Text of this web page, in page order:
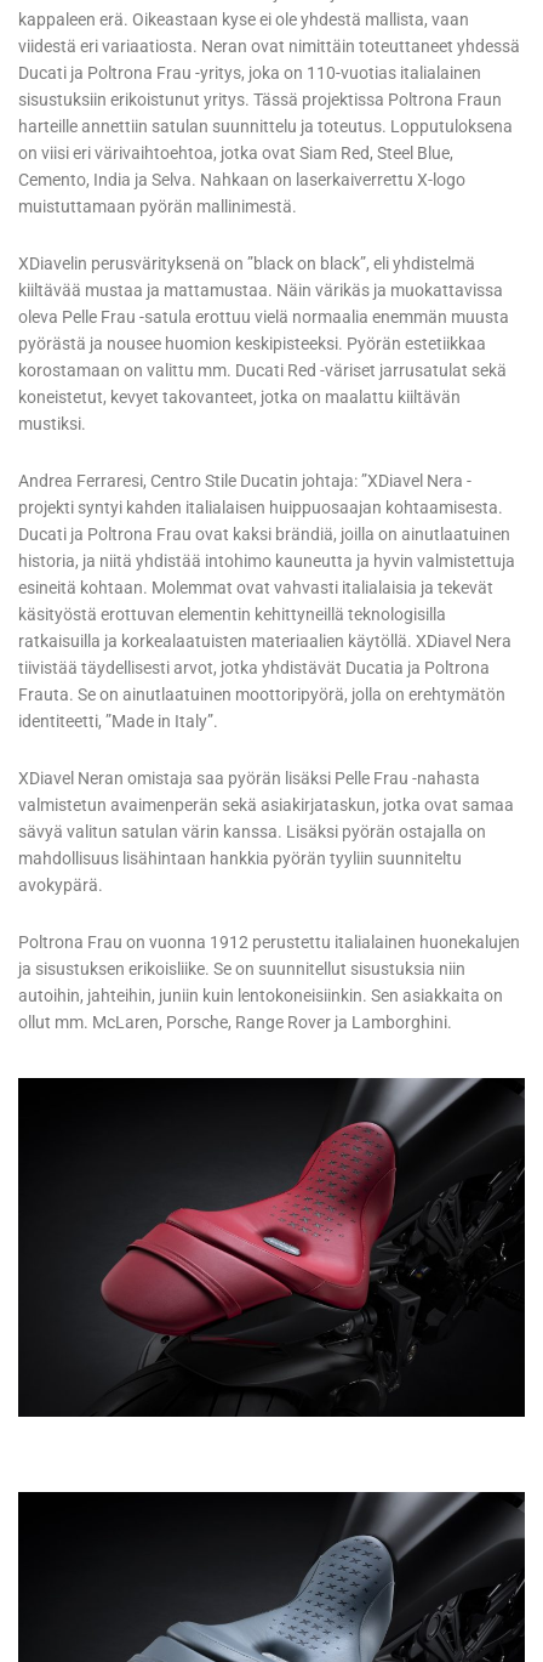
kappaleen erä. Oikeastaan kyse ei ole yhdestä mallista, vaan
viidestä eri variaatiosta. Neran ovat nimittäin toteuttaneet yhdessä
Ducati ja Poltrona Frau -yritys, joka on 110-vuotias italialainen
sisustuksiin erikoistunut yritys. Tässä projektissa Poltrona Fraun
harteille annettiin satulan suunnittelu ja toteutus. Lopputuloksena
on viisi eri värivaihtoehtoa, jotka ovat Siam Red, Steel Blue,
Cemento, India ja Selva. Nahkaan on laserkaiverrettu X-logo
muistuttamaan pyörän mallinimestä.
XDiavelin perusvärityksenä on ”black on black”, eli yhdistelmä
kiiltävää mustaa ja mattamustaa. Näin värikäs ja muokattavissa
oleva Pelle Frau -satula erottuu vielä normaalia enemmän muusta
pyörästä ja nousee huomion keskipisteeksi. Pyörän estetiikkaa
korostamaan on valittu mm. Ducati Red -väriset jarrusatulat sekä
koneistetut, kevyet takovanteet, jotka on maalattu kiiltävän
mustiksi.
Andrea Ferraresi, Centro Stile Ducatin johtaja: ”XDiavel Nera -
projekti syntyi kahden italialaisen huippuosaajan kohtaamisesta.
Ducati ja Poltrona Frau ovat kaksi brändiä, joilla on ainutlaatuinen
historia, ja niitä yhdistää intohimo kauneutta ja hyvin valmistettuja
esineitä kohtaan. Molemmat ovat vahvasti italialaisia ​​ja tekevät
käsityöstä erottuvan elementin kehittyneillä teknologisilla
ratkaisuilla ja korkealaatuisten materiaalien käytöllä. XDiavel Nera
tiivistää täydellisesti arvot, jotka yhdistävät Ducatia ja Poltrona
Frauta. Se on ainutlaatuinen moottoripyörä, jolla on erehtymätön
identiteetti, ”Made in Italy”.
XDiavel Neran omistaja saa pyörän lisäksi Pelle Frau -nahasta
valmistetun avaimenperän sekä asiakirjataskun, jotka ovat samaa
sävyä valitun satulan värin kanssa. Lisäksi pyörän ostajalla on
mahdollisuus lisähintaan hankkia pyörän tyyliin suunniteltu
avokypärä.
Poltrona Frau on vuonna 1912 perustettu italialainen huonekalujen
ja sisustuksen erikoisliike. Se on suunnitellut sisustuksia niin
autoihin, jahteihin, juniin kuin lentokoneisiinkin. Sen asiakkaita on
ollut mm. McLaren, Porsche, Range Rover ja Lamborghini.